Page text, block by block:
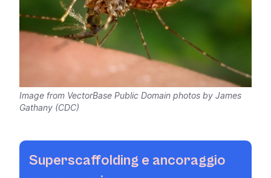
Superscaffolding e ancoraggio
Image from VectorBase Public Domain photos by James
Gathany (CDC)